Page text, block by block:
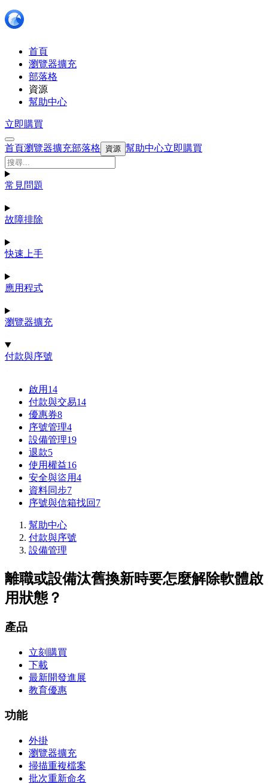
首頁
瀏覽器擴充
部落格
資源
幫助中心
立即購買
首頁瀏覽器擴充部落格 資源 幫助中心立即購買
常見問題
故障排除
快速上手
應用程式
瀏覽器擴充
付款與序號
啟用 14
付款與交易14
優惠券8
序號管理4
設備管理19
退款5
使用權益16
安全與盜用4
資料同步7
序號與信箱找回 7
幫助中心
付款與序號
設備管理
離職或設備汰舊換新時要怎麼解除軟體啟
用狀態？
產品
立刻購買
下載
最新開發進展
教育優惠
功能
外掛
瀏覽器擴充
掃描重複檔案
批次重新命名